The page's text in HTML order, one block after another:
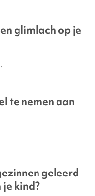
glimlach op je
te nemen aan
geleerd
je kind?